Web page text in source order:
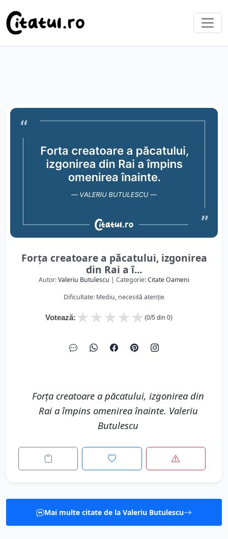
Forța creatoare a păcatului, izgonirea
din Rai a î...
Autor:Valeriu Butulescu | Categorie:Citate Oameni
Dificultate: Mediu, necesită atenție
Votează: ★
★
★
★
★ (0/5 din 0)
Forța creatoare a păcatului, izgonirea din
Rai a împins omenirea înainte. Valeriu
Butulescu
Mai multe citate de la Valeriu Butulescu